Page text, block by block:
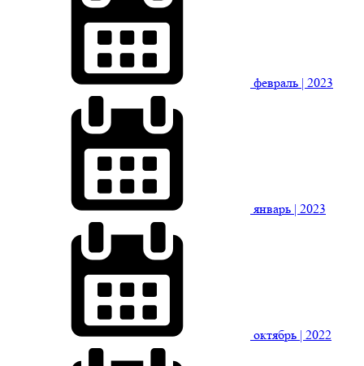
февраль | 2023
январь | 2023
октябрь | 2022